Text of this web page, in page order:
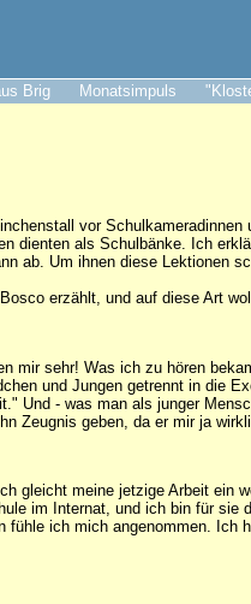
Brig Monatsimpuls
vor Schulkameradinnen
dienten als Schulbänke. Ich
ab. Um ihnen diese Lektionen
erzählt, und auf diese Art
mir sehr! Was ich zu hören
und Jungen getrennt in die
Und - was man als junger
Zeugnis geben, da er mir ja
gleicht meine jetzige Arbeit ein
im Internat, und ich bin für
ich mich angenommen.